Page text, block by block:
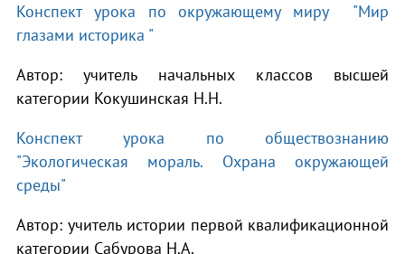
Конспект урока по окружающему миру "Мир
глазами историка "
Автор: учитель начальных классов высшей
категории Кокушинская Н.Н.
Конспект урока по обществознанию
"Экологическая мораль. Охрана окружающей
среды"
Автор: учитель истории первой квалификационной
категории Сабурова Н.А.